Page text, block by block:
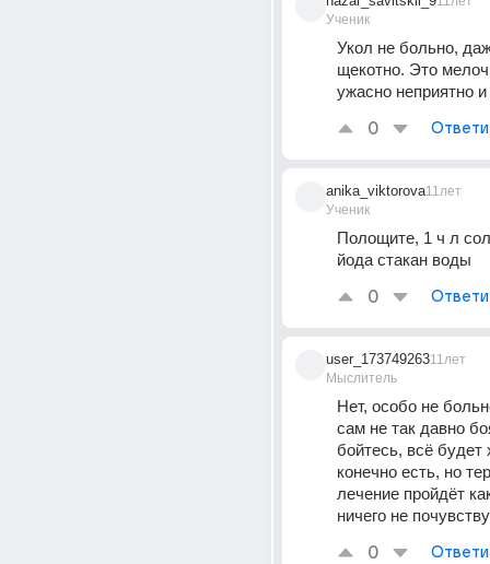
Ученик
Укол не больно,
щекотно. Это
ужасно неприятно
0
anika_viktorova
Ученик
11лет
Полощите, 1 ч л
йода стакан воды
0
user_173749263
Мыслитель
11лет
Нет, особо не
сам не так давно
бойтесь, всё
конечно есть, но
лечение пройдёт
ничего не
0